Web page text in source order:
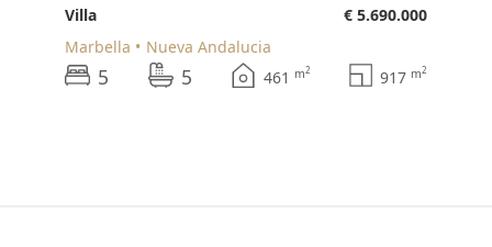
Villa
€ 5.690.000
Marbella
Nueva Andalucia
5 5 461 m2 917 m2